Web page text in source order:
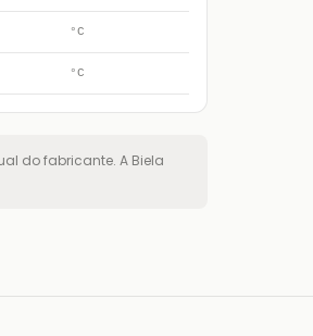
°C
°C
do fabricante. A Biela